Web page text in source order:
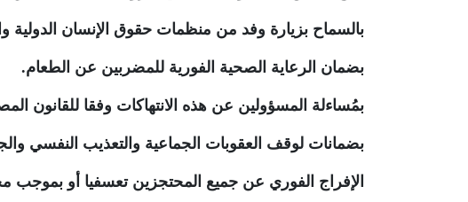
بالسماح بزيارة وفد من منظمات حقوق الإنسان الدولية
بضمان الرعاية الصحية الفورية للمضربين عن الطعام.
بمُساءلة المسؤولين عن هذه الانتهاكات وفقا للقانون
بضمانات لوقف العقوبات الجماعية والتعذيب النفسي
الإفراج الفوري عن جميع المحتجزين تعسفيا أو بموجب